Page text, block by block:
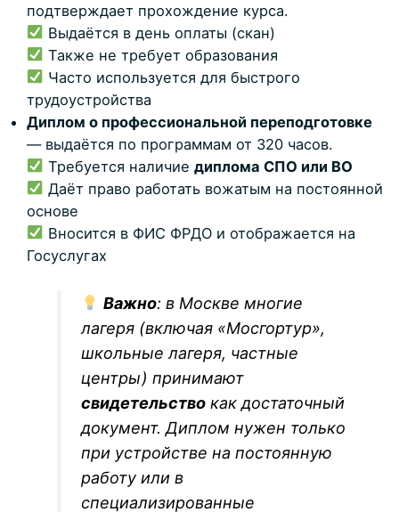
подтверждает прохождение курса.
Выдаётся в день оплаты (скан)
Также не требует образования
Часто используется для быстрого
трудоустройства
Диплом о профессиональной переподготовке
— выдаётся по программам от 320 часов.
Требуется наличие диплома СПО или ВО
Даёт право работать вожатым на постоянной
основе
Вносится в ФИС ФРДО и отображается на
Госуслугах
Важно: в Москве многие
лагеря (включая «Мосгортур»,
школьные лагеря, частные
центры) принимают
свидетельствокак достаточный
документ. Диплом нужен только
при устройстве на постоянную
работу или в
специализированные